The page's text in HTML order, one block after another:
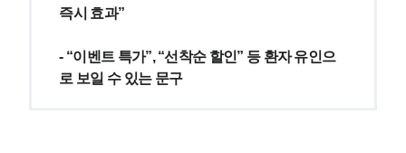
즉시 효과”
- “이벤트 특가”, “선착순 할인” 등 환자 유인으
로 보일 수 있는 문구